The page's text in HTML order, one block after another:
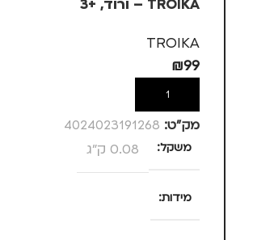
TROIKA – ורוד, +3
TROIKA
₪99
הוספה לסל
מק”ט: 4024023191268
משקל 0.08 ק"ג
מידות